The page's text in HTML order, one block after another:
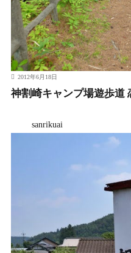
2012年6月18日
神割崎キャンプ場遊歩道
sanrikuai